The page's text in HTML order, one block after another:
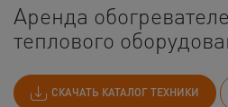
Аренда
теплового
СКАЧАТЬ КАТАЛОГ ТЕХНИКИ